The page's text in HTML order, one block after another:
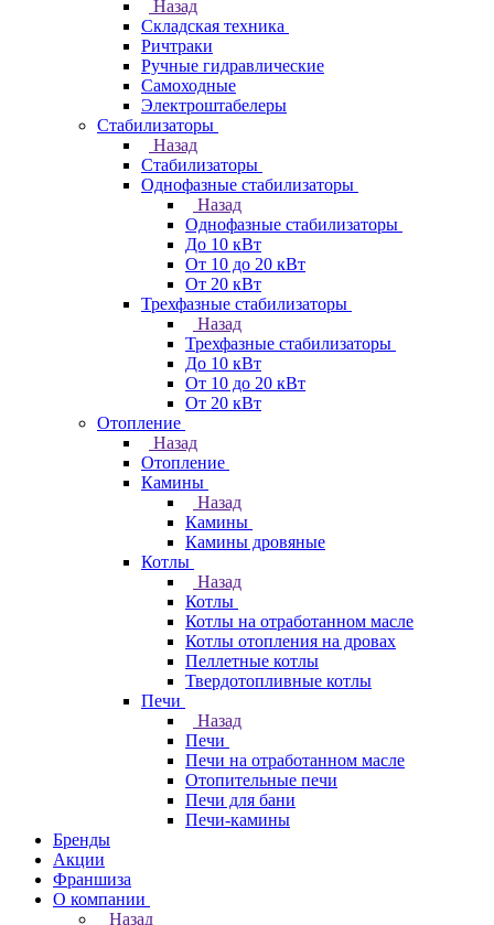
Назад
Складская техника
Ричтраки
Ручные гидравлические
Самоходные
Электроштабелеры
Стабилизаторы
Назад
Стабилизаторы
Однофазные стабилизаторы
Назад
Однофазные стабилизаторы
До 10 кВт
От 10 до 20 кВт
От 20 кВт
Трехфазные стабилизаторы
Назад
Трехфазные стабилизаторы
До 10 кВт
От 10 до 20 кВт
От 20 кВт
Отопление
Назад
Отопление
Камины
Назад
Камины
Камины дровяные
Котлы
Назад
Котлы
Котлы на отработанном масле
Котлы отопления на дровах
Пеллетные котлы
Твердотопливные котлы
Печи
Назад
Печи
Печи на отработанном масле
Отопительные печи
Печи для бани
Печи-камины
Бренды
Акции
Франшиза
О компании
Назад